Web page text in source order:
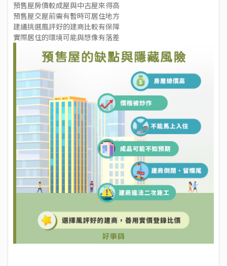
預售屋房價較成屋與中古屋來得高
預售屋交屋前需有暫時可居住地方
建議挑選風評好的建商比較有保障
實際居住的環境可能與想像有落差